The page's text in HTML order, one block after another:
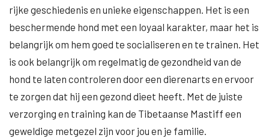
rijke geschiedenis en unieke eigenschappen. Het is een
beschermende hond met een loyaal karakter, maar het is
belangrijk om hem goed te socialiseren en te trainen. Het
is ook belangrijk om regelmatig de gezondheid van de
hond te laten controleren door een dierenarts en ervoor
te zorgen dat hij een gezond dieet heeft. Met de juiste
verzorging en training kan de Tibetaanse Mastiff een
geweldige metgezel zijn voor jou en je familie.